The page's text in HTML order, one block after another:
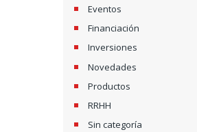
Eventos
Financiación
Inversiones
Novedades
Productos
RRHH
Sin categoría